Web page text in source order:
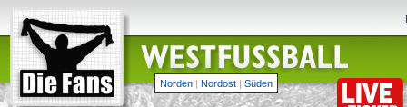
Norden | Nordost | Süden